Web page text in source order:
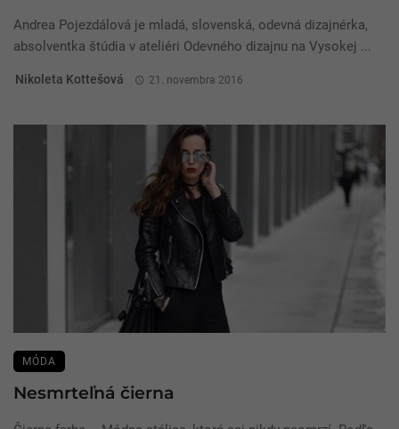
Andrea Pojezdálová je mladá, slovenská, odevná dizajnérka,
absolventka štúdia v ateliéri Odevného dizajnu na Vysokej ...
Nikoleta Kottešová 21. novembra 2016
MÓDA
Nesmrteľná čierna